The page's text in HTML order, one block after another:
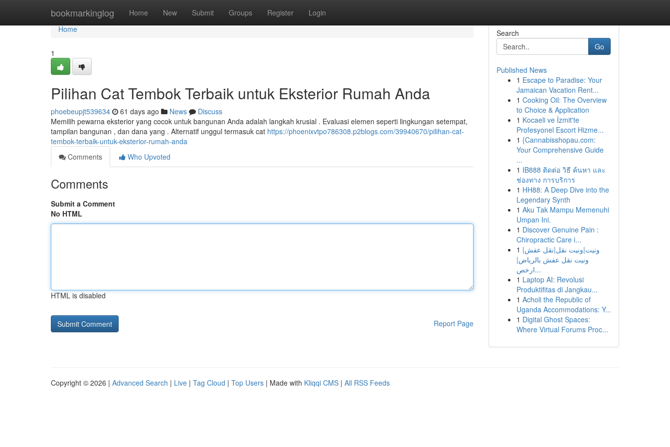
bookmarkinglog Home New Submit Groups Register Login
Home
Home
1
Pilihan Cat Tembok Terbaik untuk Eksterior Rumah Anda
phoebeupjt539634 61 days ago News
Discuss
Memilih pewarna eksterior yang cocok untuk bangunan Anda adalah langkah krusial . Evaluasi elemen seperti lingkungan setempat,
tampilan bangunan , dan dana yang . Alternatif unggul termasuk cat https://phoenixvtpo786308.p2blogs.com/39940670/pilihan-cat-
tembok-terbaik-untuk-eksterior-rumah-anda
Comments
Who Upvoted
Comments
Submit a Comment
No HTML
HTML is disabled
Report Page
Search
Go
Published News
1 Escape to Paradise: Your
Jamaican Vacation Rent...
1 Cooking Oil: The Overview
to Choice & Application
1 Kocaeli ve İzmit'te
Profesyonel Escort Hizme...
1 {Cannabisshopau.com:
Your Comprehensive Guide
...
1 IB888 ติดต่อ วิธี ค้นหา และ
ช่องทาง การบริการ
1 HH88: A Deep Dive into the
Legendary Synth
1 Aku Tak Mampu Memenuhi
Umpan Ini.
1 Discover Genuine Pain :
Chiropractic Care i...
1 ونيت|ونيت نقل|نقل عفش|
ونيت نقل عفش بالرياض|
ارخص...
1 Laptop AI: Revolusi
Produktifitas di Jangkau...
1 Acholi the Republic of
Uganda Accommodations: Y...
1 Digital Ghost Spaces:
Where Virtual Forums Proc...
Copyright © 2026 | Advanced Search | Live | Tag Cloud | Top Users | Made with Kliqqi CMS | All RSS Feeds